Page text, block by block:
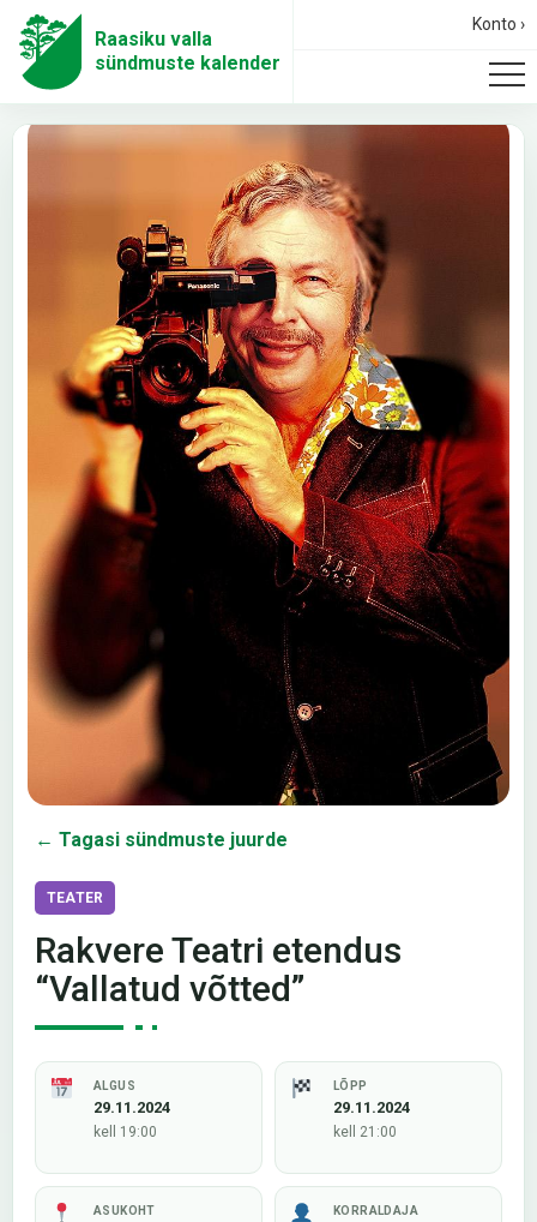
Raasiku valla
sündmuste kalender
Konto ›
← Tagasi sündmuste juurde
TEATER
Rakvere Teatri etendus
“Vallatud võtted”
ALGUS
29.11.2024
kell 19:00
LÕPP
29.11.2024
kell 21:00
ASUKOHT KORRALDAJA